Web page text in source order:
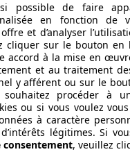
possible de faire
en fonction de
et d’analyser
cliquer sur le bouton en
accord à la mise en
et au traitement
y afférent ou sur le
procéder à
ou si vous voulez
à caractère
légitimes. Si
consentement, veuillez